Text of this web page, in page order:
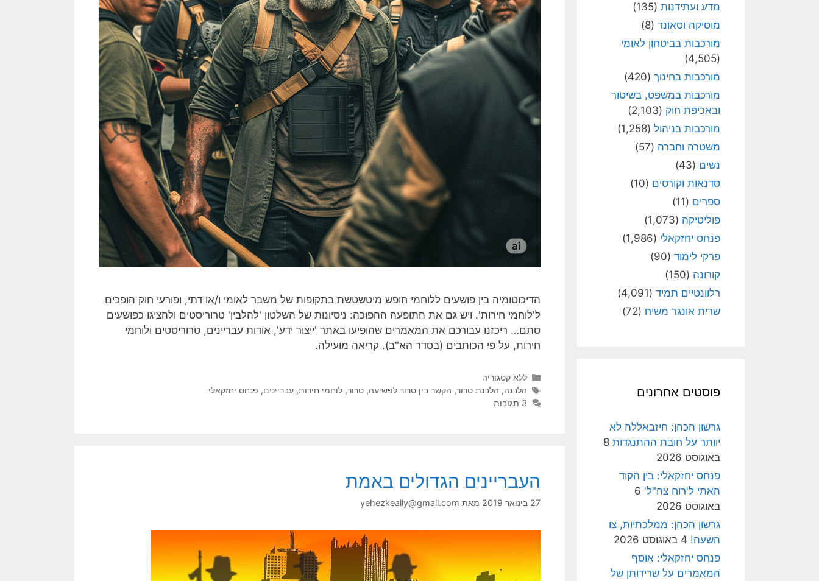
הדיכוטומיה בין פושעים ללוחמי חופש מיטשטשת בתקופות של משבר לאומי ו/או דתי, ופורעי חוק הופכים
ל'לוחמי חירות'. ויש גם את התופעה ההפוכה: ניסיונות של השלטון 'להלבין' טרוריסטים ולהציגו כפושעים
סתם… ריכזנו עבורכם את המאמרים שהופיעו באתר 'ייצור ידע', אודות עבריינים, טרוריסטים ולוחמי
חירות, על פי הכותבים (בסדר הא"ב). קריאה מועילה.
קטגוריות
ללא קטגוריה
תגיות
הלבנה, הלבנת טרור, הקשר בין טרור לפשיעה, טרור, לוחמי חירות, עבריינים, פנחס יחזקאלי
3 תגובות
העבריינים הגדולים באמת
27 בינואר 2019 מאת yehezkeally@gmail.com
מדע ועתידנות (135)
מוסיקה וסאונד (8)
מורכבות בביטחון לאומי
(4,505)
מורכבות בחינוך (420)
מורכבות במשפט, בשיטור
ובאכיפת חוק (2,103)
מורכבות בניהול (1,258)
משטרה וחברה (57)
נשים (43)
סדנאות וקורסים (10)
ספרים (11)
פוליטיקה (1,073)
פנחס יחזקאלי (1,986)
פרקי לימוד (90)
קורונה (150)
רלוונטיים תמיד (4,091)
שרית אונגר משיח (72)
פוסטים אחרונים
גרשון הכהן: חיזבאללה לא
יוותר על חובת ההתנגדות 8
באוגוסט 2026
פנחס יחזקאלי: בין הקוד
האתי ל'רוח צה"ל' 6
באוגוסט 2026
גרשון הכהן: ממלכתיות, צו
השעה! 4 באוגוסט 2026
פנחס יחזקאלי: אוסף
המאמרים על שרידותן של